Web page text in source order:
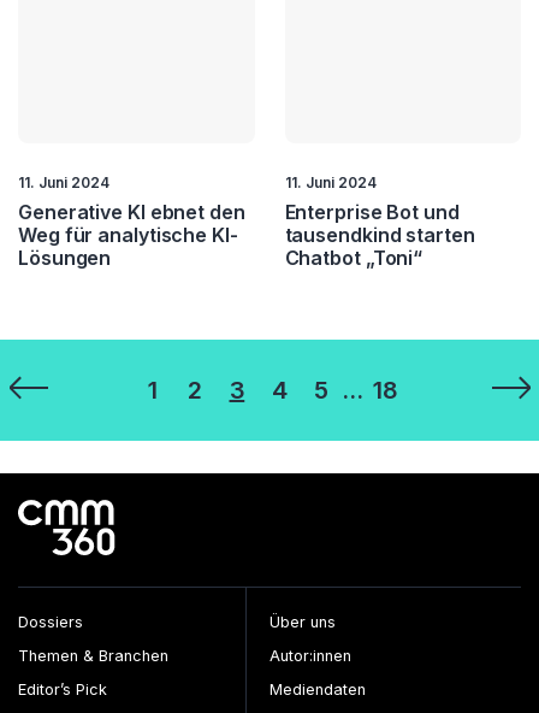
11. Juni 2024
Generative KI ebnet den
Weg für analytische KI-
Lösungen
11. Juni 2024
Enterprise Bot und
tausendkind starten
Chatbot „Toni“
Seitennummerierung
der
Beiträge
1 2 3 4 5 … 18
Dossiers
Themen & Branchen
Editor’s Pick
Über uns
Autor:innen
Mediendaten